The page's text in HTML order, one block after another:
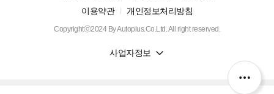
이용약관
개인정보처리방침
Copyrightⓒ2024 By Autoplus.Co.Ltd. All right reserved.
사업자정보